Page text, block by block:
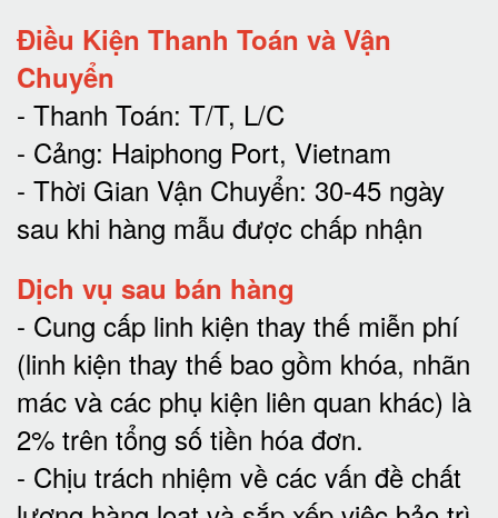
Điều Kiện Thanh Toán và Vận
Chuyển
- Thanh Toán: T/T, L/C
- Cảng: Haiphong Port, Vietnam
- Thời Gian Vận Chuyển: 30-45 ngày
sau khi hàng mẫu được chấp nhận
Dịch vụ sau bán hàng
- Cung cấp linh kiện thay thế miễn phí
(linh kiện thay thế bao gồm khóa, nhãn
mác và các phụ kiện liên quan khác) là
2% trên tổng số tiền hóa đơn.
- Chịu trách nhiệm về các vấn đề chất